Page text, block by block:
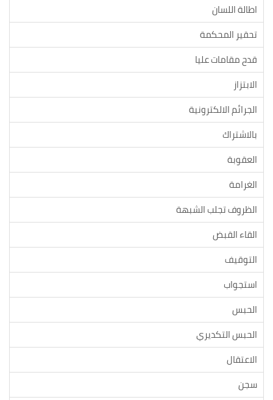
اطالة اللسان
تحقير المحكمة
قدح مقامات عليا
الابتزاز
الجرائم الالكترونية
بالاشتراك
العقوبة
الغرامة
الظروف تجلب الشبهة
القاء القبض
التوقيف
استجواب
الحبس
الحبس التكديري
الاعتقال
سجن